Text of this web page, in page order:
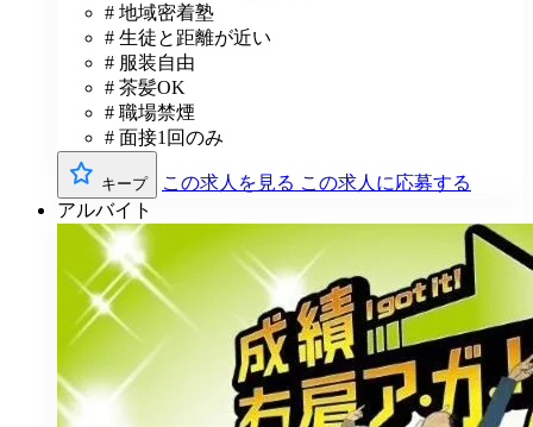
# 地域密着塾
# 生徒と距離が近い
# 服装自由
# 茶髪OK
# 職場禁煙
# 面接1回のみ
キープ この求人を見る この求人に応募する
アルバイト